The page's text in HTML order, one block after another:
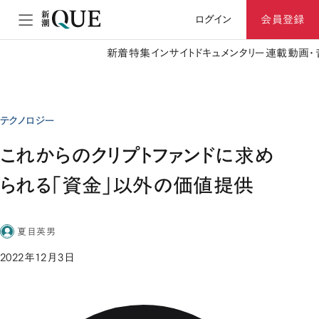
ログイン 会員登録
新着特集 インサイト ドキュメンタリー 連載動画
テクノロジー
これからのクリプトファンドに求め
られる「資金」以外の価値提供
夏目英男
2022年12月3日